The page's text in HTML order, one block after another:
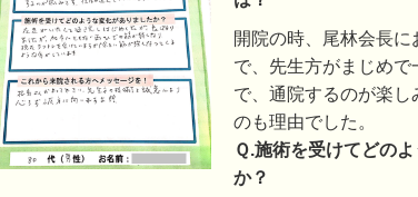
開院の時、尾林会長
で、先生方がまじめ
で、通院するのが楽し
のも理由でした。
Ｑ.施術を受けてどの
か？